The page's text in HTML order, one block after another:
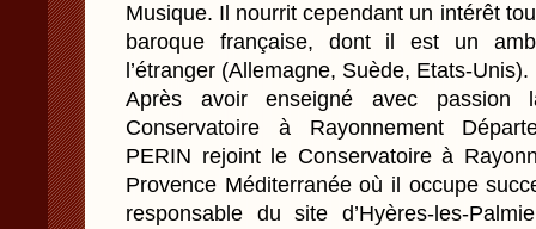
Musique. Il nourrit cependant un intérêt
baroque française, dont il est un
l’étranger (Allemagne, Suède, Etats-Unis).
Après avoir enseigné avec passion
Conservatoire à Rayonnement
PERIN rejoint le Conservatoire à
Provence Méditerranée où il occupe
responsable du site d’Hyères-les-